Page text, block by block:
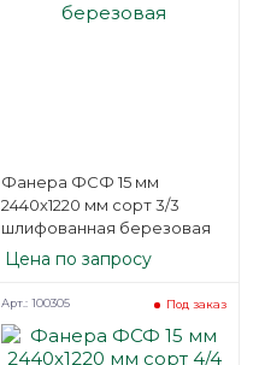
Фанера ФСФ 15 мм
2440х1220 мм сорт 3/3
шлифованная березовая
Цена по запросу
Под заказ
Арт.: 100305